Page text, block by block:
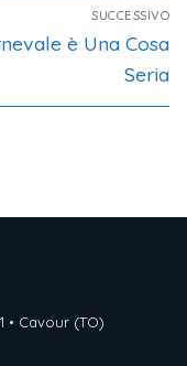
SUCCESSIVO
è Una Cosa
Seria
• Cavour (TO)